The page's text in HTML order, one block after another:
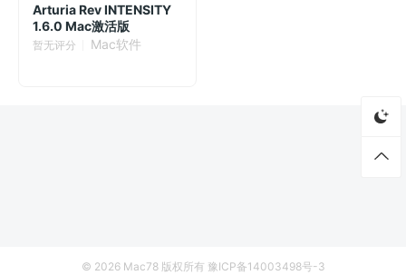
Arturia Rev INTENSITY
1.6.0 Mac激活版
暂无评分 Mac软件
© 2026 Mac78版权所有 豫ICP备14003498号-3